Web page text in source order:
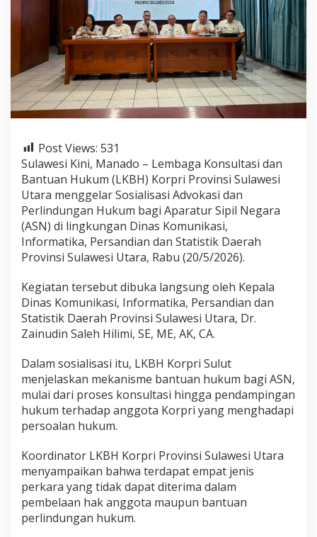
i
s
a
s
i
k
a
n
M
n
i
s
m
e
B
a
n
t
a
n
H
u
k
m
b
a
g
i
N
d
D
i
Post Views: 531
Sulawesi Kini, Manado – Lembaga Konsultasi dan
Bantuan Hukum (LKBH) Korpri Provinsi Sulawesi
Utara menggelar Sosialisasi Advokasi dan
Perlindungan Hukum bagi Aparatur Sipil Negara
(ASN) di lingkungan Dinas Komunikasi,
Informatika, Persandian dan Statistik Daerah
Provinsi Sulawesi Utara, Rabu (20/5/2026).
Kegiatan tersebut dibuka langsung oleh Kepala
Dinas Komunikasi, Informatika, Persandian dan
Statistik Daerah Provinsi Sulawesi Utara, Dr.
Zainudin Saleh Hilimi, SE, ME, AK, CA.
Dalam sosialisasi itu, LKBH Korpri Sulut
menjelaskan mekanisme bantuan hukum bagi ASN,
mulai dari proses konsultasi hingga pendampingan
hukum terhadap anggota Korpri yang menghadapi
persoalan hukum.
Koordinator LKBH Korpri Provinsi Sulawesi Utara
menyampaikan bahwa terdapat empat jenis
perkara yang tidak dapat diterima dalam
pembelaan hak anggota maupun bantuan
perlindungan hukum.